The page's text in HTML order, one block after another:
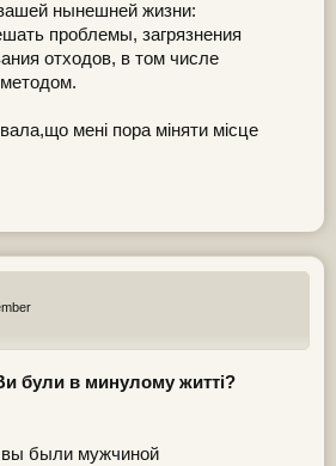
нынешней жизни:
проблемы, загрязнения
отходов, в том числе
мені пора міняти місце
були в минулому житті?
были мужчиной